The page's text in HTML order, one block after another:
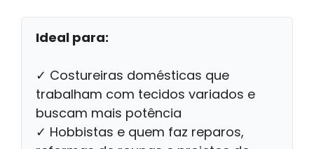
Ideal para:
✓ Costureiras domésticas que
trabalham com tecidos variados e
buscam mais potência
✓ Hobbistas e quem faz reparos,